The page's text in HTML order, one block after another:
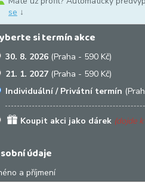
se ↓
si termín akce
30. 8. 2026 (Praha - 590 Kč)
21. 1. 2027 (Praha - 590 Kč)
Individuální / Privátní termín
Koupit akci jako dárek (dojde
údaje
a příjmení